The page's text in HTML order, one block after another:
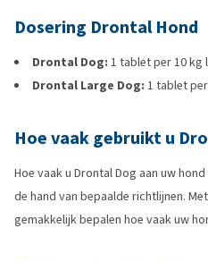
Dosering Drontal Hond
Drontal Dog: 1 tablet per 10 kg
Drontal Large Dog: 1 tablet
Hoe vaak gebruikt u
Hoe vaak u Drontal Dog aan uw
de hand van bepaalde richtlijnen.
gemakkelijk bepalen hoe vaak uw